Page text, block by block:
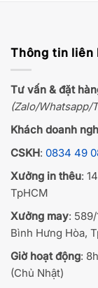
Thông tin liên
Tư vấn & đặt
(Zalo/Whatsapp/
Khách doanh
CSKH: 0834 49
Xưởng in thêu:
TpHCM
Xưởng may:
Bình Hưng Hòa,
Giờ hoạt động:
(Chủ Nhật)